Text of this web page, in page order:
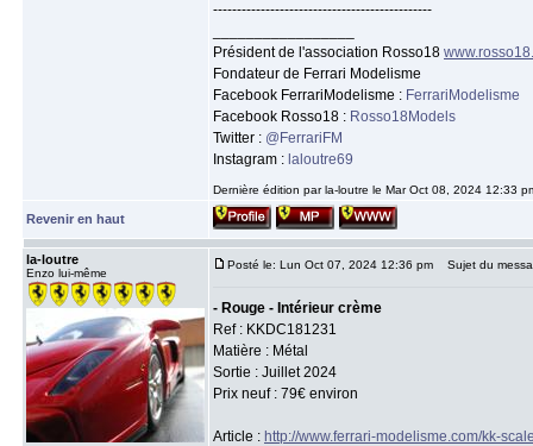
----------------------------------------------
Président de l'association Rosso18
Fondateur de Ferrari Modelisme
Facebook FerrariModelisme : FerrariModelisme
Facebook Rosso18 : Rosso18Models
Twitter : @FerrariFM
Instagram : laloutre69
Dernière édition par la-loutre le Mar Oct 08, 2024 12:33
Revenir en haut
la-loutre
Enzo lui-même
Posté le: Lun Oct 07, 2024 12:36 pm Sujet du
- Rouge - Intérieur crème
Ref : KKDC181231
Matière : Métal
Sortie : Juillet 2024
Prix neuf : 79€ environ
Article : http://www.ferrari-modelisme.com/kk-